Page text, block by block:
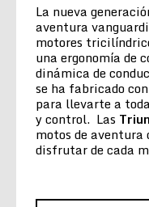
La nueva
aventura
motores
una ergonomía de
dinámica de
se ha fabricado
para llevarte a
y control. Las
motos de aventura
disfrutar de cada